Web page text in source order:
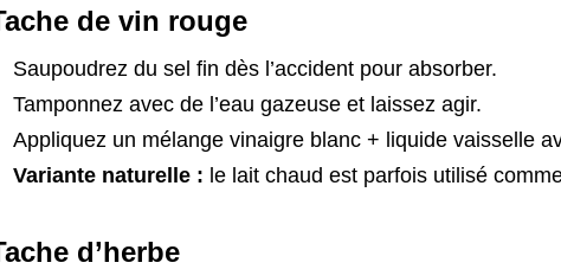
de vin rouge
Saupoudrez du sel fin dès l’accident pour absorber.
Tamponnez avec de l’eau gazeuse et laissez agir.
Appliquez un mélange vinaigre blanc + liquide vaisselle
Variante naturelle : le lait chaud est parfois utilisé
d’herbe